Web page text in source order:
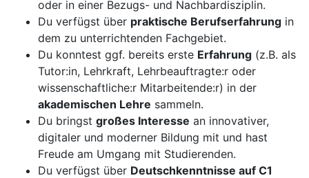
oder in einer Bezugs- und Nachbardisziplin.
Du verfügst über praktische Berufserfahrung in
dem zu unterrichtenden Fachgebiet.
Du konntest ggf. bereits erste Erfahrung (z.B. als
Tutor:in, Lehrkraft, Lehrbeauftragte:r oder
wissenschaftliche:r Mitarbeitende:r) in der
akademischen Lehre sammeln.
Du bringst großes Interesse an innovativer,
digitaler und moderner Bildung mit und hast
Freude am Umgang mit Studierenden.
Du verfügst über Deutschkenntnisse auf C1